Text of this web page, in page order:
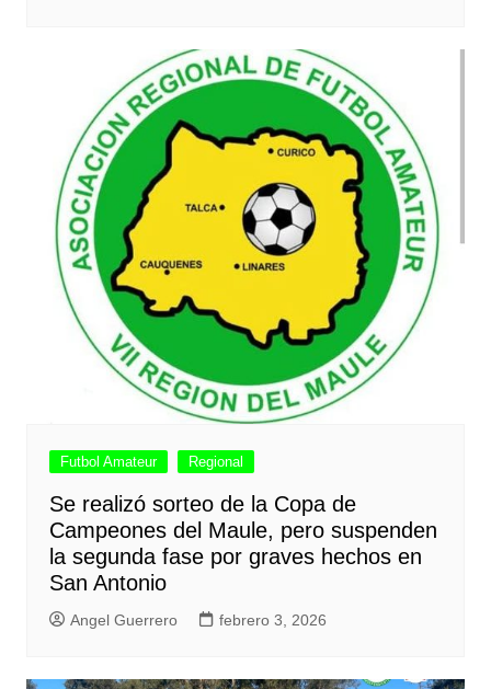
Futbol Amateur Regional
Se realizó sorteo de la Copa de
Campeones del Maule, pero suspenden
la segunda fase por graves hechos en
San Antonio
Angel Guerrero febrero 3, 2026